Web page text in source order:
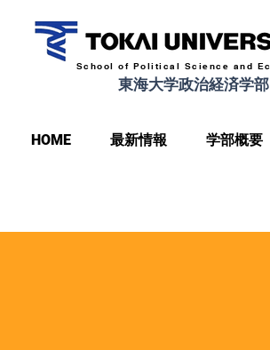
School of Political Science and
東海大学政治経済学部
HOME 最新情報 学部概要